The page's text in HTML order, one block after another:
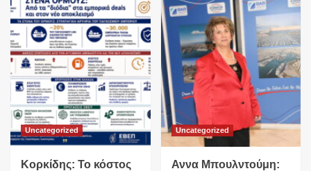
Uncategorized
Κορκίδης: Το κόστος
Uncategorized
Αννα Μπουλντούμη: